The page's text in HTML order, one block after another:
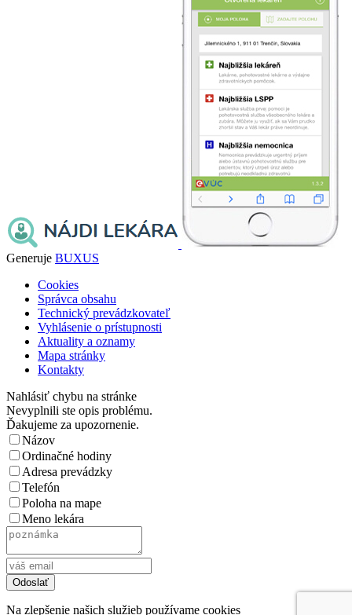
Generuje BUXUS
Cookies
Správca obsahu
Technický prevádzkovateľ
Vyhlásenie o prístupnosti
Aktuality a oznamy
Mapa stránky
Kontakty
Nahlásiť chybu na stránke
Nevyplnili ste opis problému.
Ďakujeme za upozornenie.
Názov
Ordinačné hodiny
Adresa prevádzky
Telefón
Poloha na mape
Meno lekára
Na zlepšenie našich služieb používame cookies